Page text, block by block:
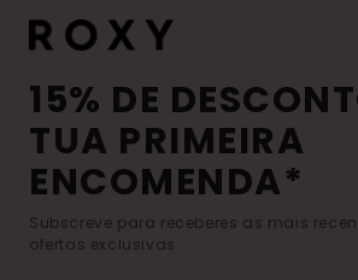
15% DE
TUA PRIMEIRA
ENCOMENDA*
Subscreve para receberes as mais
ofertas exclusivas.